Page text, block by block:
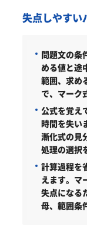
失点しやすい
問題文の条
める値と途
範囲、求め
で、マーク
公式を覚え
時間を失い
漸化式の見
処理の選択
計算過程を
えます。マ
失点になる
母、範囲条